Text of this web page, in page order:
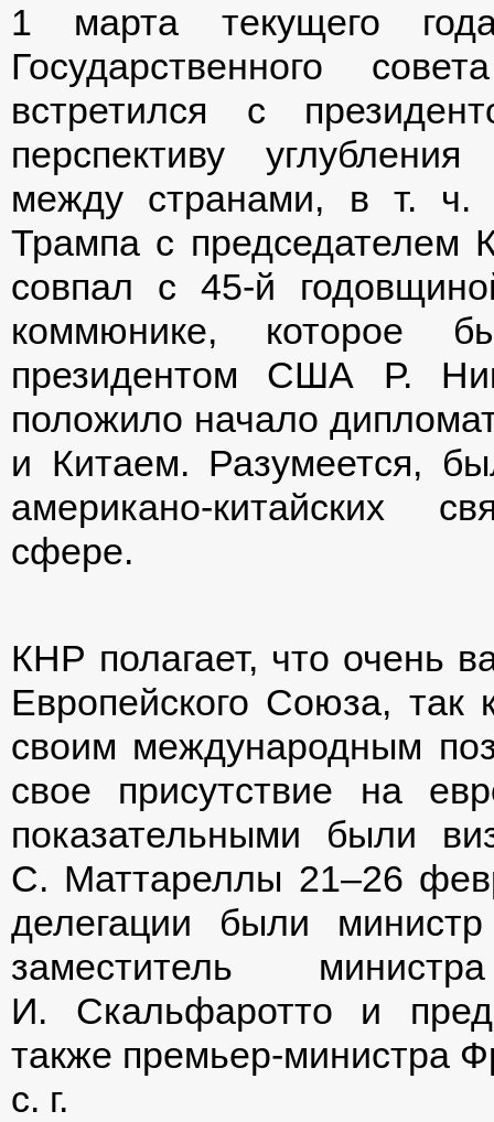
1 марта текущего
Государственного
встретился с
перспективу углубления
между странами, в т. ч.
Трампа с председателем
совпал с 45-й
коммюнике, которое
президентом США Р.
положило начало
и Китаем. Разумеется,
американо-китайских
сфере.
КНР полагает, что очень
Европейского Союза, так
своим международным
свое присутствие на
показательными были
С. Маттареллы 21–26
делегации были
заместитель
И. Скальфаротто и
также премьер-министра
с. г.